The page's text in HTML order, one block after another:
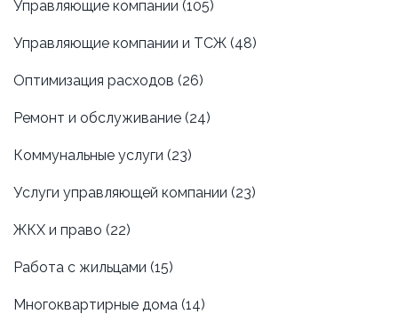
Управляющие компании (105)
Управляющие компании и ТСЖ (48)
Оптимизация расходов (26)
Ремонт и обслуживание (24)
Коммунальные услуги (23)
Услуги управляющей компании (23)
ЖКХ и право (22)
Работа с жильцами (15)
Многоквартирные дома (14)